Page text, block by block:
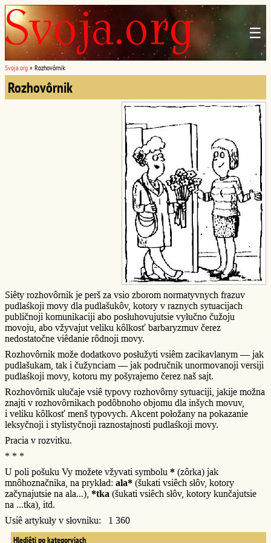
☰
Svoja.org » Rozhovôrnik
Rozhovôrnik
Siêty rozhovôrnik je perš za vsio zborom normatyvnych frazuv
pudlaśkoji movy dla pudlašukôv, kotory v raznych sytuacijach
publičnoji komunikaciji abo posłuhovujutsie vyłučno čužoju
movoju, abo vžyvajut veliku kôlkosť barbaryzmuv čerez
nedostatočne viêdanie rôdnoji movy.
Rozhovôrnik može dodatkovo posłužyti vsiêm zacikavlanym — jak
pudlašukam, tak i čužynciam — jak područnik unormovanoji versiji
pudlaśkoji movy, kotoru my pošyrajemo čerez naš sajt.
Rozhovôrnik ułučaje vsiê typovy rozhovôrny sytuaciji, jakije možna
znajti v rozhovôrnikach podôbnoho objomu dla inšych movuv,
i veliku kôlkosť menš typovych. Akcent połožany na pokazanie
leksyčnoji i stylistyčnoji raznostajnosti pudlaśkoji movy.
Pracia v rozvitku.
* * *
U poli pošuku Vy možete vžyvati symbolu * (zôrka) jak
mnôhoznačnika, na prykład: ala* (šukati vsiêch słôv, kotory
začynajutsie na ala...), *tka (šukati vsiêch słôv, kotory kunčajutsie
na ...tka), itd.
Usiê artykuły v słovniku: 1 360
Hlediêti po kategoryjach